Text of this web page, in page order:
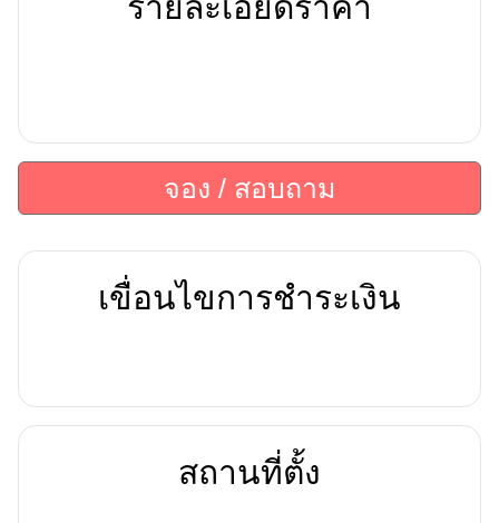
รายละเอียดราคา
จอง / สอบถาม
เขื่อนไขการชำระเงิน
สถานที่ตั้ง